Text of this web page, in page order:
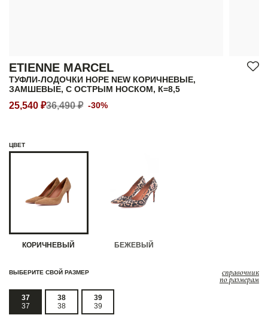
ETIENNE MARCEL
ТУФЛИ-ЛОДОЧКИ HOPE NEW КОРИЧНЕВЫЕ,
ЗАМШЕВЫЕ, С ОСТРЫМ НОСКОМ, К=8,5
25,540 ₽36,490 ₽ -30%
ЦВЕТ
КОРИЧНЕВЫЙ БЕЖЕВЫЙ
ВЫБЕРИТЕ СВОЙ РАЗМЕР справочник
по размерам
37
37
38
38
39
39